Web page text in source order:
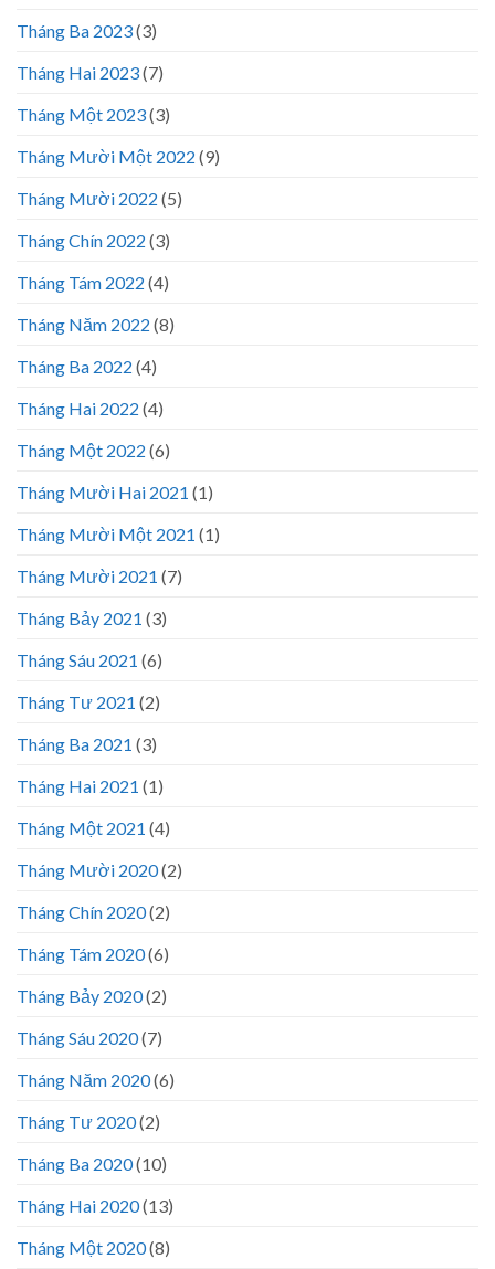
Tháng Ba 2023(3)
Tháng Hai 2023(7)
Tháng Một 2023(3)
Tháng Mười Một 2022 (9)
Tháng Mười 2022 (5)
Tháng Chín 2022 (3)
Tháng Tám 2022 (4)
Tháng Năm 2022 (8)
Tháng Ba 2022 (4)
Tháng Hai 2022 (4)
Tháng Một 2022 (6)
Tháng Mười Hai 2021 (1)
Tháng Mười Một 2021 (1)
Tháng Mười 2021 (7)
Tháng Bảy 2021 (3)
Tháng Sáu 2021 (6)
Tháng Tư 2021 (2)
Tháng Ba 2021 (3)
Tháng Hai 2021 (1)
Tháng Một 2021 (4)
Tháng Mười 2020(2)
Tháng Chín 2020(2)
Tháng Tám 2020(6)
Tháng Bảy 2020(2)
Tháng Sáu 2020(7)
Tháng Năm 2020(6)
Tháng Tư 2020(2)
Tháng Ba 2020(10)
Tháng Hai 2020(13)
Tháng Một 2020(8)